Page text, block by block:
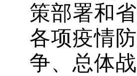
策部署和
各项疫情
争、总体